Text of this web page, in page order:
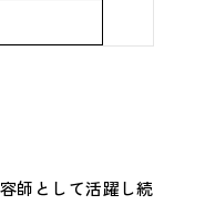
師として活躍し続